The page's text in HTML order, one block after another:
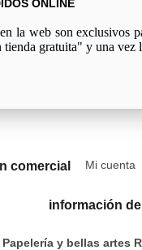
ONLINE
la web son exclusivos
gratuita" y una vez
comercial Mi cuenta
información
Papelería y bellas artes